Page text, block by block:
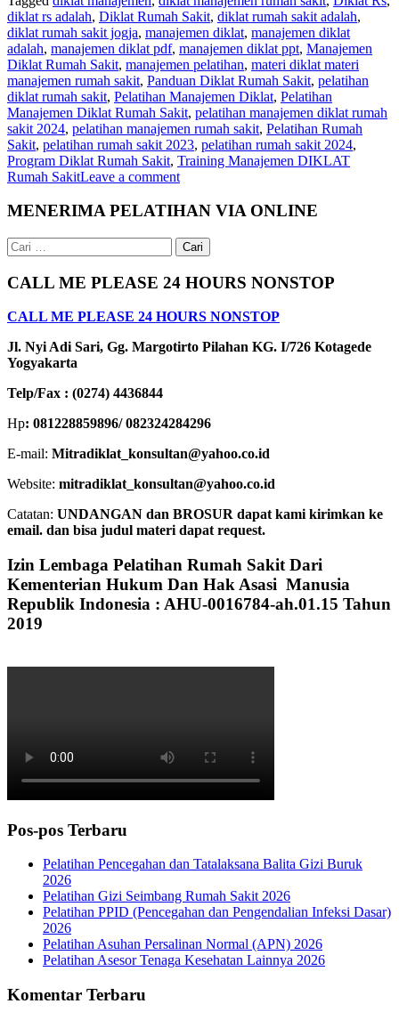
diklat rs adalah, Diklat Rumah Sakit, diklat rumah sakit adalah,
diklat rumah sakit jogja, manajemen diklat, manajemen diklat
adalah, manajemen diklat pdf, manajemen diklat ppt, Manajemen
Diklat Rumah Sakit, manajemen pelatihan, materi diklat materi
manajemen rumah sakit, Panduan Diklat Rumah Sakit, pelatihan
diklat rumah sakit, Pelatihan Manajemen Diklat, Pelatihan
Manajemen Diklat Rumah Sakit, pelatihan manajemen diklat rumah
sakit 2024, pelatihan manajemen rumah sakit, Pelatihan Rumah
Sakit, pelatihan rumah sakit 2023, pelatihan rumah sakit 2024,
Program Diklat Rumah Sakit, Training Manajemen DIKLAT
Rumah SakitLeave a comment
MENERIMA PELATIHAN VIA ONLINE
Cari
untuk:
CALL ME PLEASE 24 HOURS NONSTOP
CALL ME PLEASE 24 HOURS NONSTOP
Jl. Nyi Adi Sari, Gg. Margotirto Pilahan KG. I/726 Kotagede
Yogyakarta
Telp/Fax : (0274) 4436844
Hp: 081228859896/ 082324284296
E-mail: Mitradiklat_konsultan@yahoo.co.id
Website: mitradiklat_konsultan@yahoo.co.id
Catatan: UNDANGAN dan BROSUR dapat kami kirimkan ke
email. dan bisa judul materi dapat request.
Izin Lembaga Pelatihan Rumah Sakit Dari
Kementerian Hukum Dan Hak Asasi Manusia
Republik Indonesia : AHU-0016784-ah.01.15 Tahun
2019
Pos-pos Terbaru
Pelatihan Pencegahan dan Tatalaksana Balita Gizi Buruk
2026
Pelatihan Gizi Seimbang Rumah Sakit 2026
Pelatihan PPID (Pencegahan dan Pengendalian Infeksi Dasar)
2026
Pelatihan Asuhan Persalinan Normal (APN) 2026
Pelatihan Asesor Tenaga Kesehatan Lainnya 2026
Komentar Terbaru